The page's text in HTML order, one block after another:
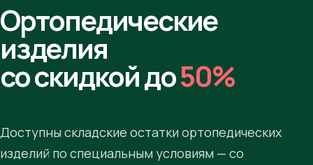
Ортопедические
изделия
со скидкой до50%
Доступны складские остатки ортопедических
изделий по специальным условиям — со